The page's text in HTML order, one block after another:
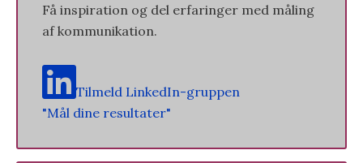
Få inspiration og del erfaringer med måling
af kommunikation.
Tilmeld LinkedIn-gruppen
"Mål dine resultater"